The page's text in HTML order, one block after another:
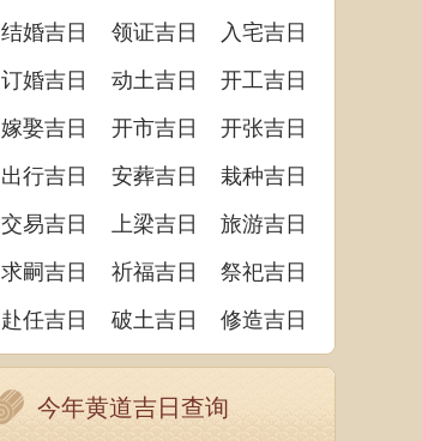
结婚吉日
领证吉日
入宅吉日
订婚吉日
动土吉日
开工吉日
嫁娶吉日
开市吉日
开张吉日
出行吉日
安葬吉日
栽种吉日
交易吉日
上梁吉日
旅游吉日
求嗣吉日
祈福吉日
祭祀吉日
赴任吉日
破土吉日 修造吉日
今年黄道吉日查询